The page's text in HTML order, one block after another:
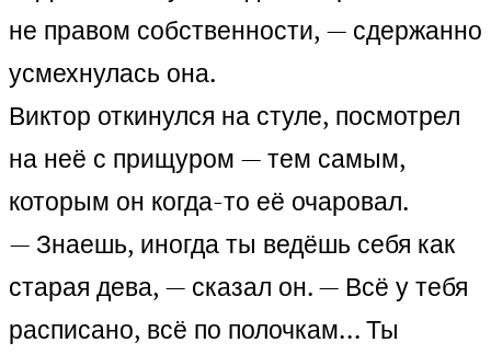
не правом собственности, — сдержанно
усмехнулась она.
Виктор откинулся на стуле, посмотрел
на неё с прищуром — тем самым,
которым он когда-то её очаровал.
— Знаешь, иногда ты ведёшь себя как
старая дева, — сказал он. — Всё у тебя
расписано, всё по полочкам… Ты